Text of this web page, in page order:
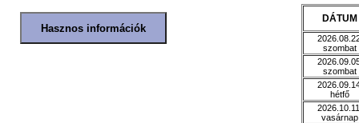
DÁTUM
szombat
szombat
hétfő
vasárnap